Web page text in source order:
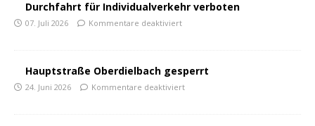
Durchfahrt für Individualverkehr verboten
07. Juli 2026 Kommentare deaktiviert
Hauptstraße Oberdielbach gesperrt
24. Juni 2026 Kommentare deaktiviert